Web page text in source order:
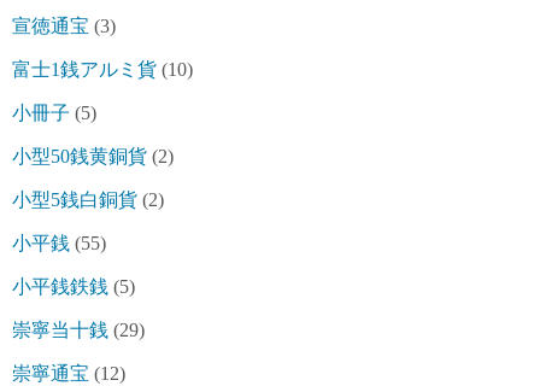
宣徳通宝 (3)
富士1銭アルミ貨 (10)
小冊子 (5)
小型50銭黄銅貨 (2)
小型5銭白銅貨 (2)
小平銭 (55)
小平銭鉄銭 (5)
崇寧当十銭 (29)
崇寧通宝 (12)